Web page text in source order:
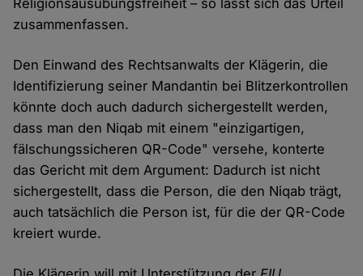
Religionsausübungsfreiheit – so lässt sich das Urteil
zusammenfassen.
Den Einwand des Rechtsanwalts der Klägerin, die
Identifizierung seiner Mandantin bei Blitzerkontrollen
könnte doch auch dadurch sichergestellt werden,
dass man den Niqab mit einem "einzigartigen,
fälschungssicheren QR-Code" versehe, konterte
das Gericht mit dem Argument: Dadurch ist nicht
sichergestellt, dass die Person, die den Niqab trägt,
auch tatsächlich die Person ist, für die der QR-Code
kreiert wurde.